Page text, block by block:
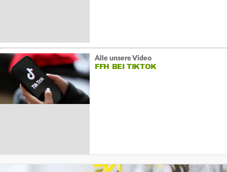
Alle unsere Video
FFH BEI TIKTOK